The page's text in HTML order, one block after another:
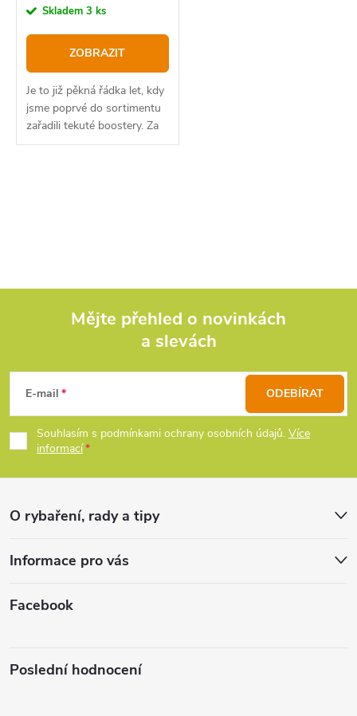
cena:Skladem 3 ks
ZOBRAZIT
Je to již pěkná řádka let, kdy
jsme poprvé do sortimentu
zařadili tekuté boostery. Za
tu dobu si našly stovky
á
c
í
p
r
v
y
v
p
p
a
Mějte přehled o novinkách
a slevách
E-mail
Souhlasím s podmínkami ochrany osobních údajů. Více
informací
ODEBÍRAT
O rybaření, rady a tipy
Informace pro vás
Facebook
Poslední hodnocení